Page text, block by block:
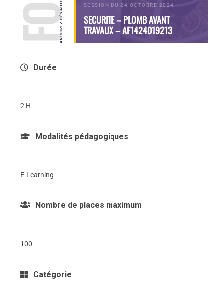
SESSION DU 24 OCTOBRE 2024
SECURITE – PLOMB AVANT
TRAVAUX – AF1424019213
Durée
2 H
Modalités pédagogiques
E-Learning
Nombre de places maximum
100
Catégorie